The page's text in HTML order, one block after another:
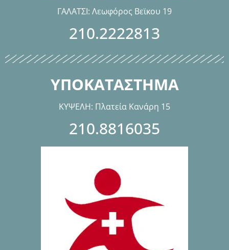
ΓΑΛΑΤΣΙ: Λεωφόρος Βεϊκου 19
210.2222813
ΥΠΟΚΑΤΑΣΤΗΜΑ
ΚΥΨΕΛΗ: Πλατεία Κανάρη 15
210.8816035